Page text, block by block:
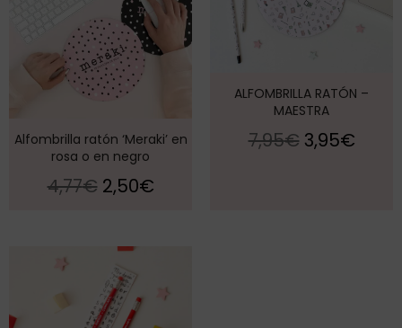
Alfombrilla ratón ‘Meraki’ en
rosa o en negro
4,77€ 2,50€
ALFOMBRILLA RATÓN –
MAESTRA
7,95€ 3,95€